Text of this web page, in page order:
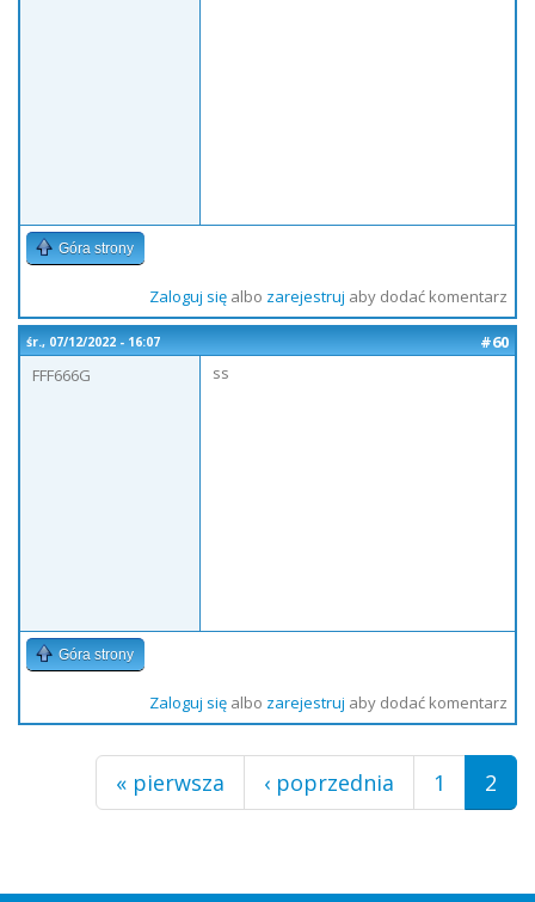
Góra strony
Zaloguj sięalbo zarejestruj aby dodać komentarz
śr., 07/12/2022 - 16:07
#60
FFF666G
ss
Góra strony
Zaloguj sięalbo zarejestruj aby dodać komentarz
Strony
« pierwsza ‹ poprzednia 1 2